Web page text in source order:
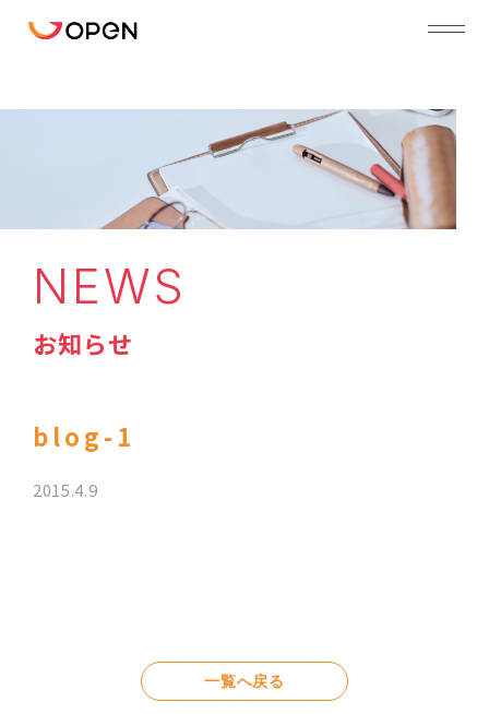
NEWS
お知らせ
blog-1
2015.4.9
一覧へ戻る